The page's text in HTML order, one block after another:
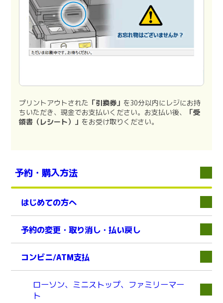
プリントアウトされた 「引換券」 を30分以内にレジにお持
ちいただき、現金でお支払いください。お支払い後、
「受
領書（レシート）」 をお受け取りください。
予約・購入方法
はじめての方へ 下層
予約の変更・取り消し・払い戻し 下層
コンビニ/ATM支払 下層
ローソン、ミニストップ、ファミリーマー
ト